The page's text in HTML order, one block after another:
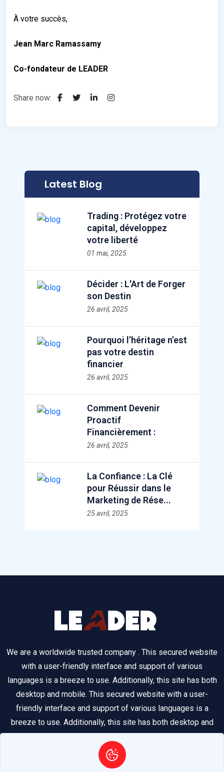
À votre succès,
Jean Marc Ramassamy
Co-fondateur de LEADER
Share now:
Latest Blog
Trading : Protégez votre
capital, développez
votre liberté
01 mai, 2025
Décider : L'Art de Forger
son Destin
26 avril, 2025
Pourquoi l’héritage n’est
pas votre destin
financier
26 avril, 2025
Comment Devenir
Proactif
Financièrement :
26 avril, 2025
La Confiance : La Clé
pour Réussir dans le
Marketing de Rése...
25 avril, 2025
We are a worldwide trusted company . This secured website
with a user-friendly interface and support of various
languages is a breeze to use. Additionally, this site has both
desktop and mobile. This secured website with a user-
friendly interface and support of various languages is a
breeze to use. Additionally, this site has both desktop and
mobile.